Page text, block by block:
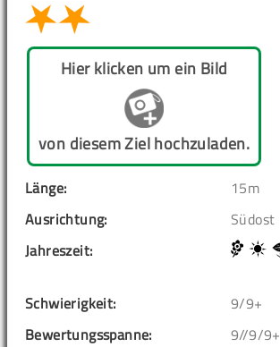
Hier klicken um ein Bild
von diesem Ziel hochzuladen.
Länge:
15m
Ausrichtung:
Südost
Jahreszeit:
Schwierigkeit:
9/9+
Bewertungsspanne:
9//9/9+